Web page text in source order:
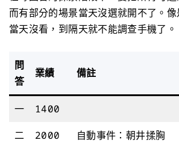
而有部分的場景當天沒選就開不了。
當天沒看，到隔天就不能調查手機了。
問
答
業績 備註
一
1400
二
2000
自動事件：朝井揉胸